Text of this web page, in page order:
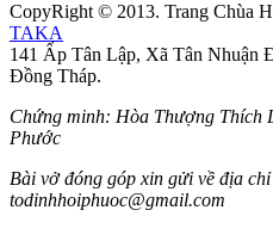
CopyRight © 2013. Trang Chùa
TAKA
141 Ấp Tân Lập, Xã Tân Nhuận
Đồng Tháp.
Chứng minh: Hòa Thượng Thích
Phước
Bài vở đóng góp xin gửi về địa
todinhhoiphuoc@gmail.com